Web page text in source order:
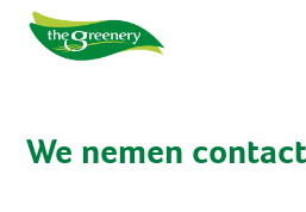
We nemen